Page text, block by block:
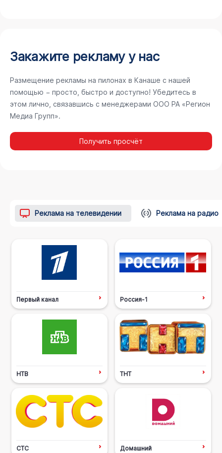
Закажите рекламу у нас
Размещение рекламы на пилонах в Канаше с нашей
помощью − просто, быстро и доступно! Убедитесь в
этом лично, связавшись с менеджерами ООО РА «Регион
Медиа Групп».
Получить просчёт
Реклама на телевидении Реклама на радио
Первый канал Россия-1
НТВ ТНТ
СТС Домашний